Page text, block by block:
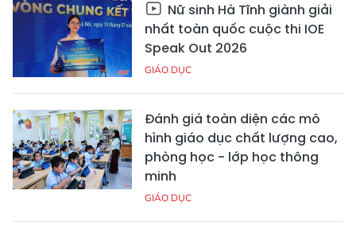
Nữ sinh Hà Tĩnh giành giải
nhất toàn quốc cuộc thi IOE
Speak Out 2026
GIÁO DỤC
Đánh giá toàn diện các mô
hình giáo dục chất lượng cao,
phòng học - lớp học thông
minh
GIÁO DỤC